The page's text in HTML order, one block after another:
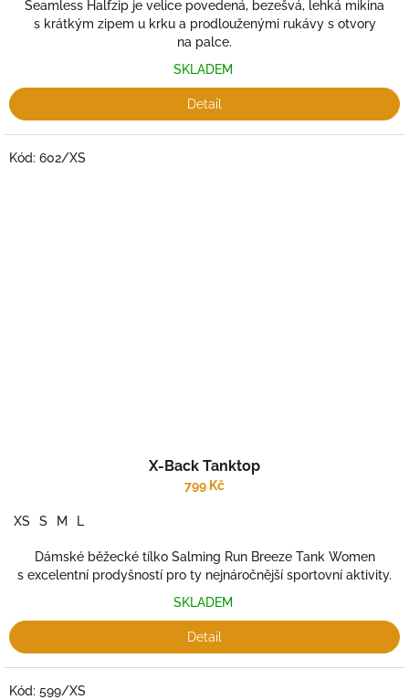
Seamless Halfzip je velice povedená, bezešvá, lehká mikina
s krátkým zipem u krku a prodlouženými rukávy s otvory
na palce.
SKLADEM
Detail
X-Back Tanktop
799 Kč
XS S M L
Dámské běžecké tílko Salming Run Breeze Tank Women
s excelentní prodyšností pro ty nejnáročnější sportovní aktivity.
SKLADEM
Detail
Kód: 602/XS
Kód: 599/XS